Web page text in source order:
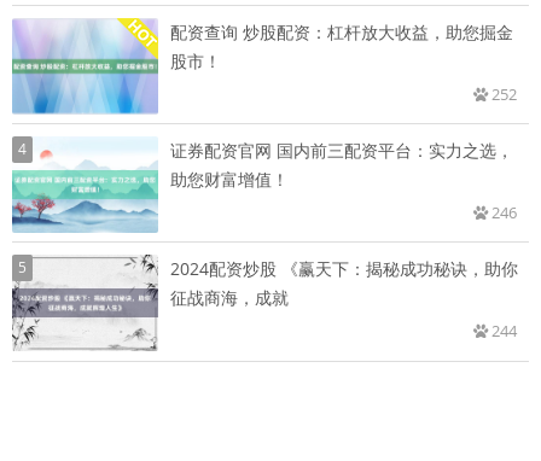
配资查询 炒股配资：杠杆放大收益，助您掘金
股市！
252
4
证券配资官网 国内前三配资平台：实力之选，
助您财富增值！
246
5
2024配资炒股 《赢天下：揭秘成功秘诀，助你
征战商海，成就
244